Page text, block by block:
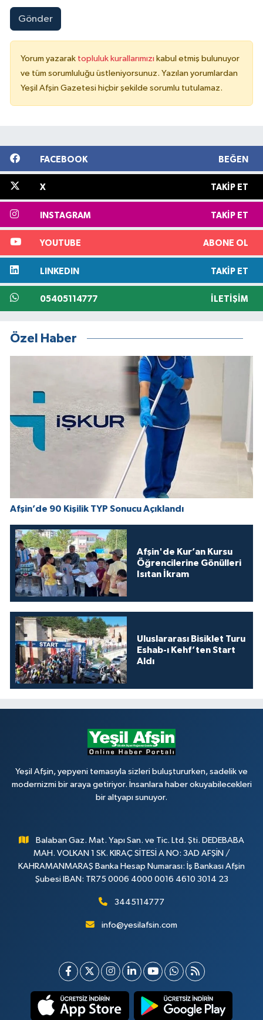
Gönder
Yorum yazarak topluluk kurallarımızı kabul etmiş bulunuyor
ve tüm sorumluluğu üstleniyorsunuz. Yazılan yorumlardan
Yeşil Afşin Gazetesi hiçbir şekilde sorumlu tutulamaz.
FACEBOOK BEĞEN
X TAKIP ET
INSTAGRAM TAKIP ET
YOUTUBE ABONE OL
LINKEDIN TAKIP ET
05405114777 İLETIŞIM
Özel Haber
Afşin’de 90 Kişilik TYP Sonucu Açıklandı
Afşin'de Kur’an Kursu
Öğrencilerine Gönülleri
Isıtan İkram
Uluslararası Bisiklet Turu
Eshab-ı Kehf’ten Start
Aldı
Yeşil Afşin, yepyeni temasıyla sizleri buluştururken, sadelik ve
modernizmi bir araya getiriyor. İnsanlara haber okuyabilecekleri
bir altyapı sunuyor.
Balaban Gaz. Mat. Yapı San. ve Tic. Ltd. Şti. DEDEBABA
MAH. VOLKAN 1 SK. KIRAÇ SİTESİ A NO: 3AD AFŞİN /
KAHRAMANMARAŞ Banka Hesap Numarası: İş Bankası Afşin
Şubesi IBAN: TR75 0006 4000 0016 4610 3014 23
3445114777
info@yesilafsin.com